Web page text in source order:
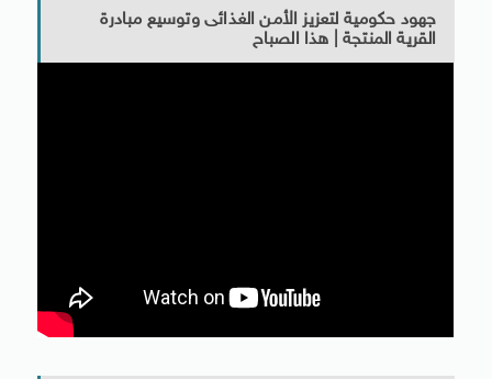
جهود حكومية لتعزيز الأمن الغذائى وتوسيع مبادرة
القرية المنتجة | هذا الصباح